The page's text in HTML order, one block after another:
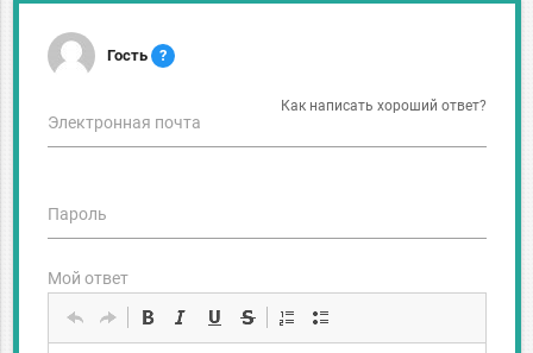
Гость ?
Как написать хороший ответ?
Электронная почта
Пароль
Мой ответ